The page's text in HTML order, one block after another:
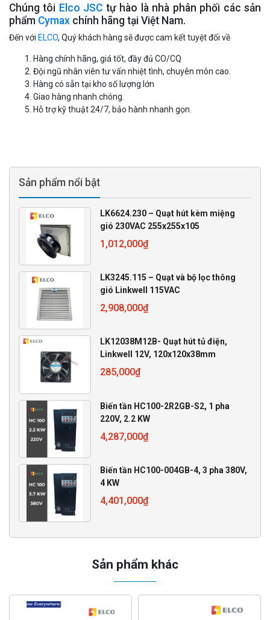
Chúng tôi Elco JSC tự hào là nhà phân phối các sản
phẩm Cymax chính hãng tại Việt Nam.
Đến với ELCO, Quý khách hàng sẽ được cam kết tuyệt đối về
Hàng chính hãng, giá tốt, đầy đủ CO/CQ
Đội ngũ nhân viên tư vấn nhiệt tình, chuyên môn cao.
Hàng có sẵn tại kho số lượng lớn
Giao hàng nhanh chóng.
Hỗ trợ kỹ thuật 24/7, bảo hành nhanh gọn.
Sản phẩm nổi bật
LK6624.230 – Quạt hút kèm miệng
gió 230VAC 255x255x105
1,012,000₫
LK3245.115 – Quạt và bộ lọc thông
gió Linkwell 115VAC
2,908,000₫
LK12038M12B- Quạt hút tủ điện,
Linkwell 12V, 120x120x38mm
285,000₫
Biến tần HC100-2R2GB-S2, 1 pha
220V, 2.2 KW
4,287,000₫
Biến tần HC100-004GB-4, 3 pha 380V,
4 KW
4,401,000₫
Sản phẩm khác